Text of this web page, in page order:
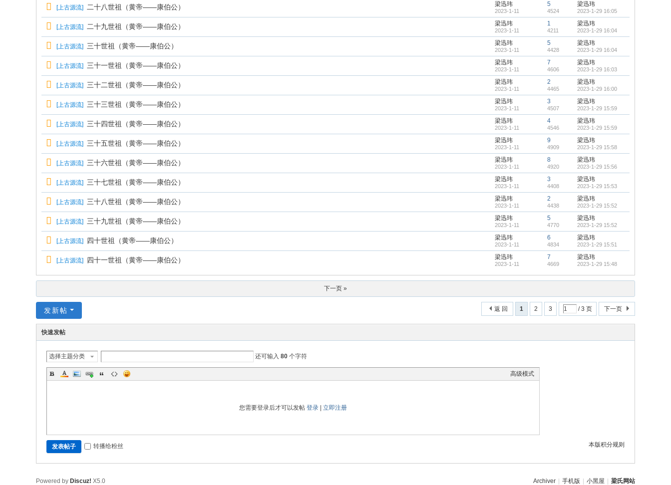
[上古源流] 二十八世祖（黄帝——康伯公） 梁迅玮
2023-1-11
5
4524
梁迅玮
2023-1-29 16:05
[上古源流] 二十九世祖（黄帝——康伯公） 梁迅玮
2023-1-11
1
4211
梁迅玮
2023-1-29 16:04
[上古源流] 三十世祖（黄帝——康伯公） 梁迅玮
2023-1-11
5
4428
梁迅玮
2023-1-29 16:04
[上古源流] 三十一世祖（黄帝——康伯公） 梁迅玮
2023-1-11
7
4606
梁迅玮
2023-1-29 16:03
[上古源流] 三十二世祖（黄帝——康伯公） 梁迅玮
2023-1-11
2
4465
梁迅玮
2023-1-29 16:00
[上古源流] 三十三世祖（黄帝——康伯公） 梁迅玮
2023-1-11
3
4507
梁迅玮
2023-1-29 15:59
[上古源流] 三十四世祖（黄帝——康伯公） 梁迅玮
2023-1-11
4
4546
梁迅玮
2023-1-29 15:59
[上古源流] 三十五世祖（黄帝——康伯公） 梁迅玮
2023-1-11
9
4909
梁迅玮
2023-1-29 15:58
[上古源流] 三十六世祖（黄帝——康伯公） 梁迅玮
2023-1-11
8
4920
梁迅玮
2023-1-29 15:56
[上古源流] 三十七世祖（黄帝——康伯公） 梁迅玮
2023-1-11
3
4408
梁迅玮
2023-1-29 15:53
[上古源流] 三十八世祖（黄帝——康伯公） 梁迅玮
2023-1-11
2
4438
梁迅玮
2023-1-29 15:52
[上古源流] 三十九世祖（黄帝——康伯公） 梁迅玮
2023-1-11
5
4770
梁迅玮
2023-1-29 15:52
[上古源流] 四十世祖（黄帝——康伯公） 梁迅玮
2023-1-11
6
4834
梁迅玮
2023-1-29 15:51
[上古源流] 四十一世祖（黄帝——康伯公） 梁迅玮
2023-1-11
7
4669
梁迅玮
2023-1-29 15:48
下一页 »
1 2 3 / 3 页 下一页
返 回
发新帖
快速发帖
选择主题分类 还可输入 80 个字符
高级模式
您需要登录后才可以发帖 登录 立即注册
本版积分规则
发表帖子 转播给粉丝
Archiver 手机版 小黑屋 梁氏网站
Powered by Discuz! X5.0